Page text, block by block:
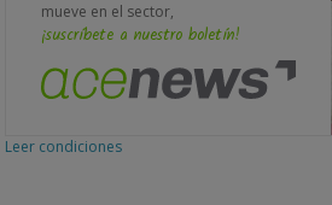
mueve en el sector,
¡suscríbete a nuestro boletín!
Leer condiciones